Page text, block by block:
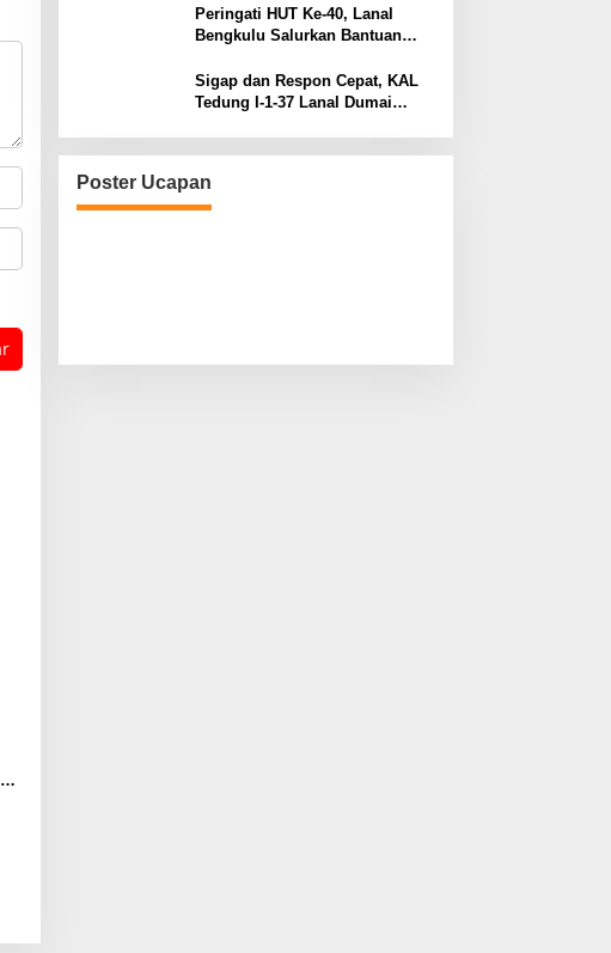
Peringati HUT Ke-40, Lanal
Bengkulu Salurkan Bantuan
Sigap dan Respon Cepat, KAL
Tedung I-1-37 Lanal Dumai
Poster Ucapan